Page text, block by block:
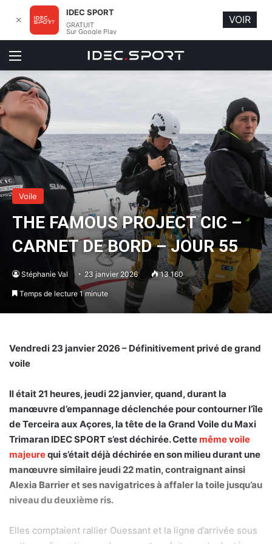
Menu
Voile
THE FAMOUS PROJECT CIC –
CARNET DE BORD – JOUR 55
Stéphanie Val 23 janvier 2026 13 160
Temps de lecture 1 minute
Vendredi 23 janvier 2026 – Définitivement privé de grand
voile
Il était 21 heures, jeudi 22 janvier, quand, durant la
manœuvre d’empannage déclenchée pour contourner l’île
de Terceira aux Açores, la tête de la Grand Voile du Maxi
Trimaran IDEC SPORT s’est déchirée. Cette même voile
majeurequi s’était déjà déchirée en son milieu durant une
manœuvre similaire jeudi 22 matin, contraignant ainsi
Alexia Barrier et ses navigatrices à affaler la toile jusqu’au
niveau du deuxième ris.
Elles comptaient rallier Ouessant et la ligne d’arrivée sous
✕
IDEC SPORT
GRATUIT
Sur Google Play
VOIR